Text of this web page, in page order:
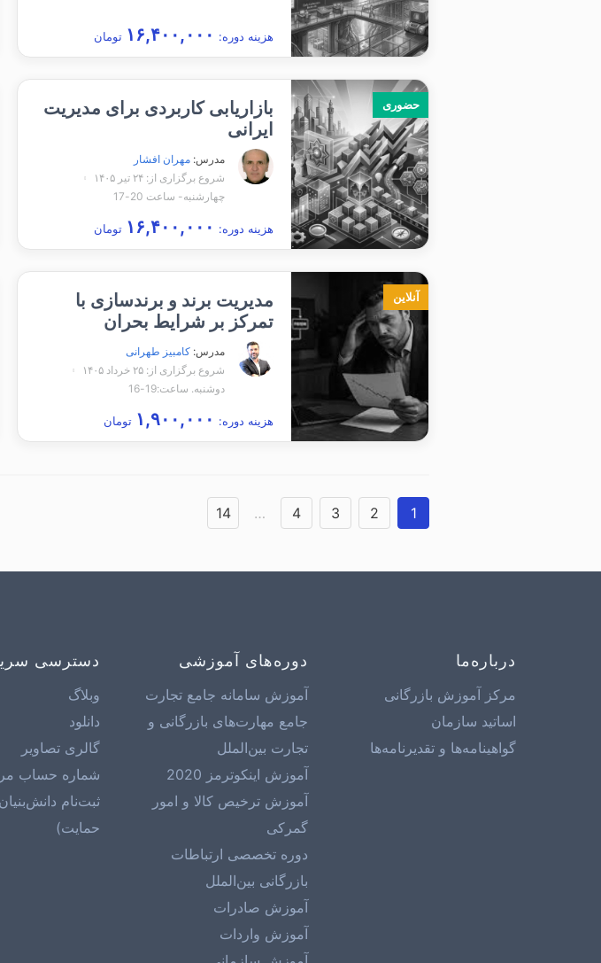
هزینه دوره: تومان
حضوری
بازاریابی کاربردی برای مدیریت
ایرانی
مدرس: مهران افشار
شروع برگزاری از: ۲۴ تیر ۱۴۰۵
چهارشنبه- ساعت 20-17
هزینه دوره: تومان
آنلاین
مدیریت برند و برندسازی با
تمرکز بر شرایط بحران
مدرس: کامبیز طهرانی
شروع برگزاری از: ۲۵ خرداد ۱۴۰۵
دوشنبه. ساعت:19-16
هزینه دوره: تومان
1
2
3
4
…
14
درباره‌ما
مرکز آموزش بازرگانی
اساتید سازمان
گواهینامه‌ها و تقدیرنامه‌ها
دوره‌های آموزشی
آموزش سامانه جامع تجارت
جامع مهارت‌های بازرگانی و
تجارت بین‌الملل
آموزش اینکوترمز 2020
آموزش ترخیص کالا و امور
گمرکی
دوره تخصصی ارتباطات
بازرگانی بین‌الملل
آموزش صادرات
آموزش واردات
دسترسی
وبلاگ
دانلود
گالری تصاویر
شماره حساب
حمایت)